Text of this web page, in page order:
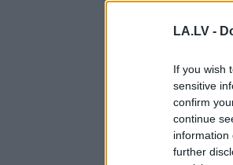
LA.LV -
If you wish
sensitive
confirm
continue
information
further